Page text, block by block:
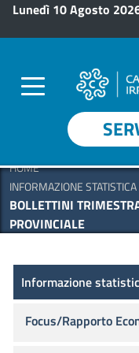
Salta al contenuto
Lunedì 10 Agosto
HOME
INFORMAZIONE STATISTICA
BOLLETTINI
PROVINCIALE
Informazione
Informazione
Focus/Rapporto